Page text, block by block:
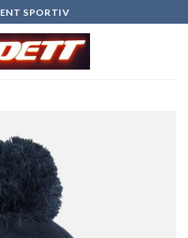
SPORTIV